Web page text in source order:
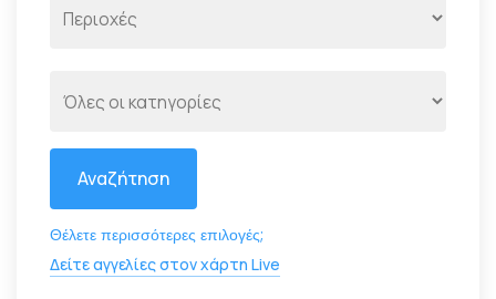
Αναζήτηση
Θέλετε περισσότερες επιλογές;
Δείτε αγγελίες στον χάρτη Live